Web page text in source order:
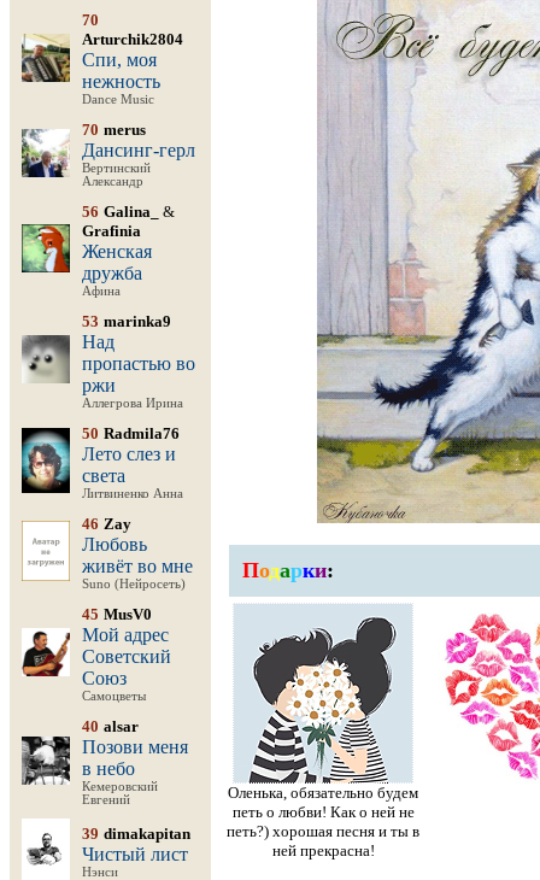
70
Arturchik2804
Спи, моя
нежность
Dance Music
70 merus
Дансинг-герл
Вертинский
Александр
56 Galina_
&
Grafinia
Женская
дружба
Афина
53 marinka9
Над
пропастью во
ржи
Аллегрова Ирина
50 Radmila76
Лето слез и
света
Литвиненко Анна
46 Zay
Любовь
живёт во мне
Suno (Нейросеть)
45 MusV0
Мой адрес
Советский
Союз
Самоцветы
40 alsar
Позови меня
в небо
Кемеровский
Евгений
39 dimakapitan
Чистый лист
Нэнси
Подарки:
Оленька, обязательно будем
петь о любви! Как о ней не
петь?) хорошая песня и ты в
ней прекрасна!